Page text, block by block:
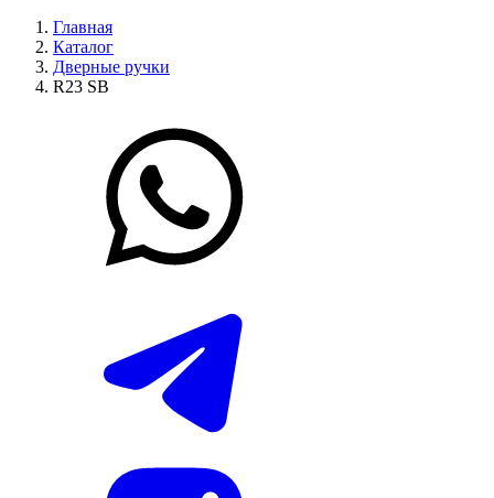
Главная
Каталог
Дверные ручки
R23 SB